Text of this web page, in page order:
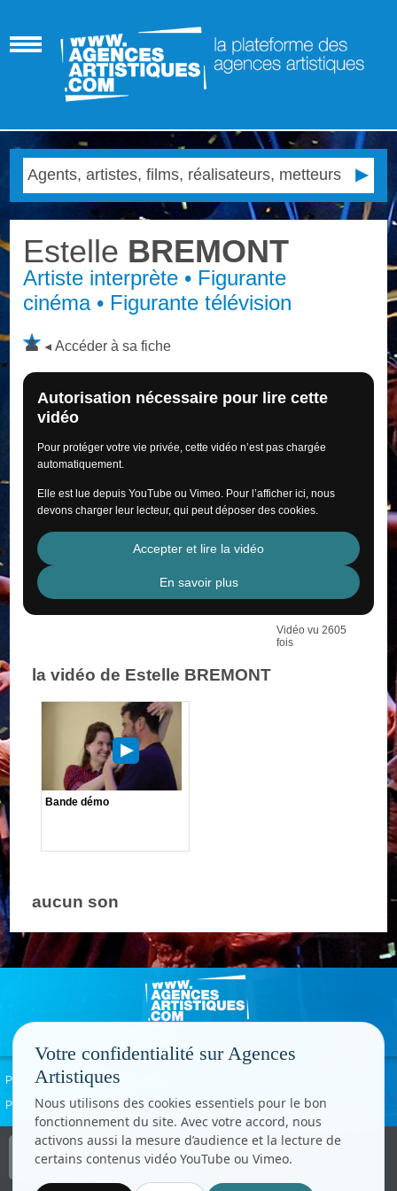
Estelle BREMONT
Artiste interprète • Figurante
cinéma • Figurante télévision
Accéder à sa fiche
Autorisation nécessaire pour lire cette
vidéo
Pour protéger votre vie privée, cette vidéo n’est pas chargée
automatiquement.
Elle est lue depuis YouTube ou Vimeo. Pour l’afficher ici, nous
devons charger leur lecteur, qui peut déposer des cookies.
Accepter et lire la vidéo
En savoir plus
Vidéo vu 2605
fois
la vidéo de Estelle BREMONT
Bande démo
aucun son
Politique de confidentialité
Paramètres cookies
Copyright © CC.Comunication
Tous droits réservés
Votre confidentialité sur Agences
Artistiques
Nous utilisons des cookies essentiels pour le bon
fonctionnement du site. Avec votre accord, nous
activons aussi la mesure d’audience et la lecture de
certains contenus vidéo YouTube ou Vimeo.